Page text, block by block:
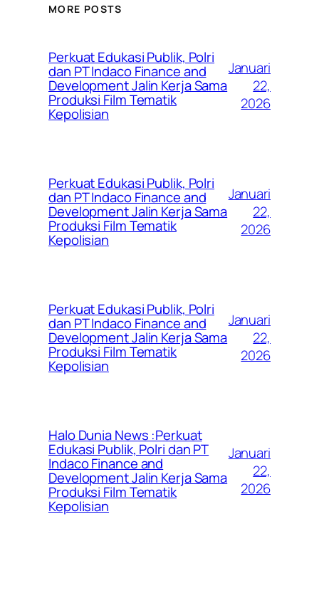
MORE POSTS
Perkuat Edukasi Publik, Polri
dan PT Indaco Finance and
Development Jalin Kerja Sama
Produksi Film Tematik
Kepolisian
Januari
22,
2026
Perkuat Edukasi Publik, Polri
dan PT Indaco Finance and
Development Jalin Kerja Sama
Produksi Film Tematik
Kepolisian
Januari
22,
2026
Perkuat Edukasi Publik, Polri
dan PT Indaco Finance and
Development Jalin Kerja Sama
Produksi Film Tematik
Kepolisian
Januari
22,
2026
Halo Dunia News :Perkuat
Edukasi Publik, Polri dan PT
Indaco Finance and
Development Jalin Kerja Sama
Produksi Film Tematik
Kepolisian
Januari
22,
2026